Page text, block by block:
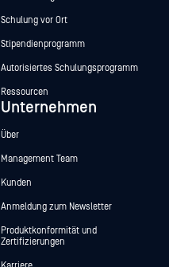
Schulung vor Ort
Stipendienprogramm
Autorisiertes Schulungsprogramm
Ressourcen
Unternehmen
Über
Management Team
Kunden
Anmeldung zum Newsletter
Produktkonformität und
Zertifizierungen